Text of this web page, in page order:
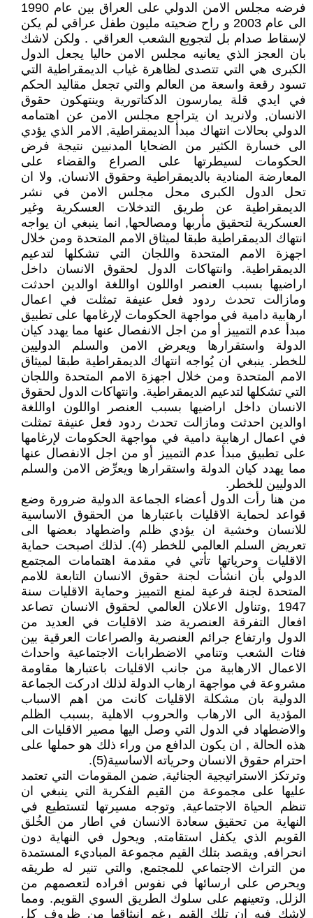
فرضه مجلس الامن الدولي على العراق بين عام 1990
الى عام 2003 و راح ضحيته مليون طفل عراقي لم يكن
لإسقاط صدام بل لتجويع الشعب العراقي . ولكن لاشك
بان العجز الذي يعانيه مجلس الامن حاليا يجعل الدول
الكبرى هي التي تتصدى لظاهرة غياب الديمقراطية التي
تسود رقعة واسعة من العالم والتي تجعل مقاليد الحكم
في ايدي قلة يمارسون الدكتاتورية وينتهكون حقوق
الانسان, ولانريد ان يتراجع مجلس الامن عن اهتمامه
الدولي بحالات انتهاك مبدأ الديمقراطية, الامر الذي يؤدي
الى خسارة الكثير من الضحايا المدنيين نتيجة فرض
الحكومات لسيطرتها على الصراع والقضاء على
المعارضة المنادية بالديمقراطية وحقوق الانسان, ولا ان
تحل الدول الكبرى محل مجلس الامن في نشر
الديمقراطية عن طريق التدخلات العسكرية وغير
العسكرية لتحقيق مأربها ومصالحها, انما ينبغي ان يواجه
انتهاك الديمقراطية طبقا لميثاق الامم المتحدة ومن خلال
اجهزة الامم المتحدة واللجان التي تشكلها لتدعيم
الديمقراطية. وانتهاكات الدول لحقوق الانسان داخل
اراضيها بسبب العنصر اواللون اواللغة اوالدين احدثت
ومازالت تحدث ردود فعل عنيفة تمثلت في اعمال
ارهابية دامية في مواجهة الحكومات لإرغامها على تطبيق
مبدأ عدم التمييز أو من اجل الانفصال عنها مما يهدد كيان
الدولة واستقرارها ويعرض الامن والسلم الدوليين
للخطر. ينبغي ان يُواجه انتهاك الديمقراطية طبقا لميثاق
الامم المتحدة ومن خلال اجهزة الامم المتحدة واللجان
التي تشكلها لتدعيم الديمقراطية. وانتهاكات الدول لحقوق
الانسان داخل اراضيها بسبب العنصر اواللون اواللغة
اوالدين احدثت ومازالت تحدث ردود فعل عنيفة تمثلت
في اعمال ارهابية دامية في مواجهة الحكومات لإرغامها
على تطبيق مبدأ عدم التمييز أو من اجل الانفصال عنها
مما يهدد كيان الدولة واستقرارها ويعرِّض الامن والسلم
الدوليين للخطر.
من هنا رأت الدول أعضاء الجماعة الدولية ضرورة وضع
قواعد لحماية الاقليات باعتبارها من الحقوق الاساسية
للانسان وخشية ان يؤدي ظلم واضطهاد بعضها الى
تعريض السلم العالمي للخطر (4). لذلك اصبحت حماية
الاقليات وحرياتها تأتي في مقدمة اهتمامات المجتمع
الدولي بأن انشأت لجنة حقوق الانسان التابعة للامم
المتحدة لجنة فرعية لمنع التمييز وحماية الاقليات سنة
1947 ,وتناول الاعلان العالمي لحقوق الانسان تصاعد
افعال التفرقة العنصرية ضد الاقليات في العديد من
الدول وارتفاع جرائم العنصرية والصراعات العرقية بين
فئات الشعب وتنامي الاضطرابات الاجتماعية واحداث
الاعمال الارهابية من جانب الاقليات باعتبارها مقاومة
مشروعة في مواجهة ارهاب الدولة لذلك ادركت الجماعة
الدولية بان مشكلة الاقليات كانت من اهم الاسباب
المؤدية الى الارهاب والحروب الاهلية ,بسبب الظلم
والاضطهاد في الدول التي وصل اليها مصير الاقليات الى
هذه الحالة , ان يكون الدافع من وراء ذلك هو حملها على
احترام حقوق الانسان وحرياته الاساسية(5).
وترتكز الاستراتيجية الجنائية, ضمن المقومات التي تعتمد
عليها على مجموعة من القيم الفكرية التي ينبغي ان
تنظم الحياة الاجتماعية, وتوجه مسيرتها لتستطيع في
النهاية من تحقيق سعادة الانسان في اطار من الخُلق
القويم الذي يكفل استقامته, ويحول في النهاية دون
انحرافه, ويقصد بتلك القيم مجموعة المباديء المستمدة
من التراث الاجتماعي للمجتمع, والتي تنير له طريقه
ويحرص على ارسائها في نفوس افراده لتعصمهم من
الزلل, وتعينهم على سلوك الطريق السوي القويم. ومما
لاشك فيه ان تلك القيم رغم انبثاقها من ظروف كل